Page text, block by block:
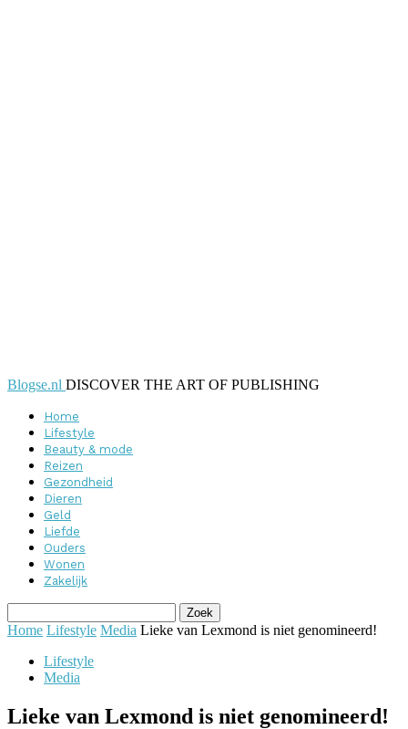
Blogse.nl DISCOVER THE ART OF PUBLISHING
Home
Lifestyle
Beauty & mode
Reizen
Gezondheid
Dieren
Geld
Liefde
Ouders
Wonen
Zakelijk
Home Lifestyle Media Lieke van Lexmond is niet genomineerd!
Lifestyle
Media
Lieke van Lexmond is niet genomineerd!